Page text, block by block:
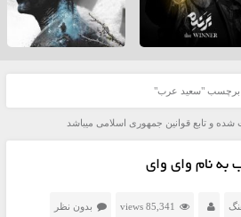
برچسب "سعید عرب"
و تابع قوانین جمهوری اسلامی میباشد
به نام وای وای
85,341 views بدون نظر